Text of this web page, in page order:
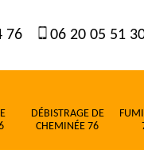
76 06 20 05 51
DÉBISTRAGE DE
CHEMINÉE 76